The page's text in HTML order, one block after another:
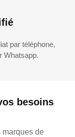
besoins
marques de
par téléphone,
Whatsapp.